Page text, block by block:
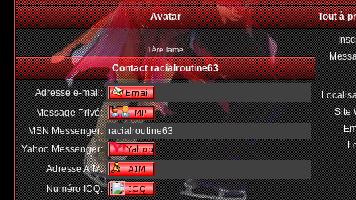
Avatar
Tout à
1ère lame
Site
Contact racialroutine63
Adresse e-mail:
Message Privé:
MSN Messenger: racialroutine63
Yahoo Messenger:
Adresse AIM:
Numéro ICQ: